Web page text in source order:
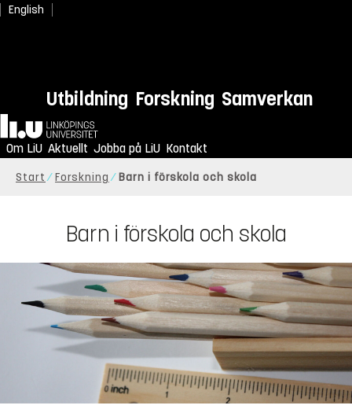
English
Utbildning Forskning Samverkan
Hem
Om LiU Aktuellt Jobba på LiU Kontakt
Start Forskning Barn i förskola och skola
Barn i förskola och skola